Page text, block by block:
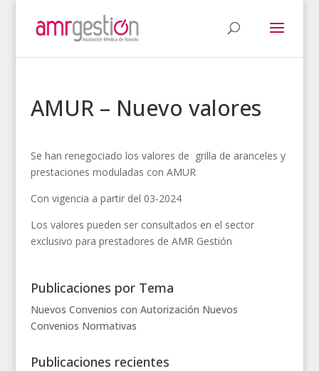
AMUR – Nuevo valores
Se han renegociado los valores de grilla de aranceles y
prestaciones moduladas con AMUR
Con vigencia a partir del 03-2024
Los valores pueden ser consultados en el sector
exclusivo para prestadores de AMR Gestión
Publicaciones por Tema
Nuevos Convenios con Autorización Nuevos
Convenios Normativas
Publicaciones recientes